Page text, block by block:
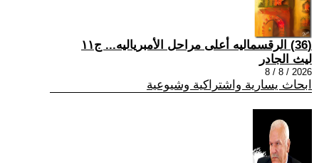
(36) الرقسماليه أعلى مراحل الأمبرياليه... ج١١
ليث الجادر
2026 / 8 / 8
ابحاث يسارية واشتراكية وشيوعية